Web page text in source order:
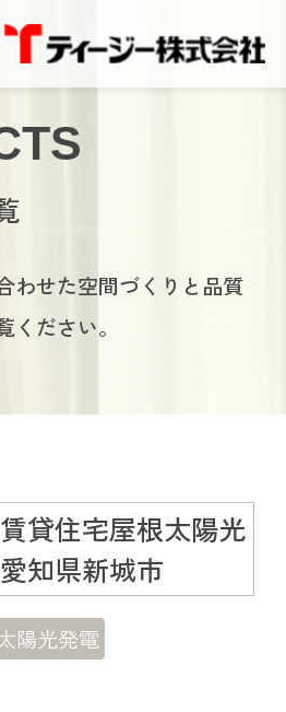
わせた空間づくりと品質
ださい。
賃貸住宅屋根太陽光
知県新城市
陽光発電